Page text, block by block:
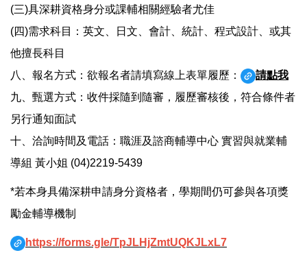
(三)具深耕資格身分或課輔相關經驗者尤佳
(四)需求科目：英文、日文、會計、統計、程式設計、或其
他擅長科目
八、報名方式：欲報名者請填寫線上表單履歷：
請點我
九、甄選方式：收件採隨到隨審，履歷審核後，符合條件者
另行通知面試
十、洽詢時間及電話：職涯及諮商輔導中心 實習與就業輔
導組 黃小姐 (04)2219-5439
*若本身具備深耕申請身分資格者，學期間仍可參與各項獎
勵金輔導機制
https://forms.gle/TpJLHjZmtUQKJLxL7